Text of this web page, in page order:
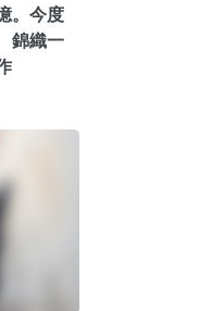
。今度
錦織一